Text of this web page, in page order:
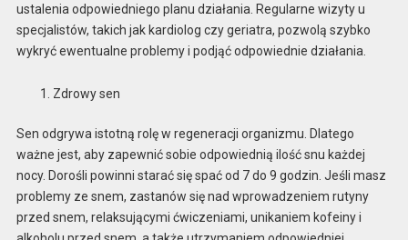
ustalenia odpowiedniego planu działania. Regularne wizyty u
specjalistów, takich jak kardiolog czy geriatra, pozwolą szybko
wykryć ewentualne problemy i podjąć odpowiednie działania.
Zdrowy sen
Sen odgrywa istotną rolę w regeneracji organizmu. Dlatego
ważne jest, aby zapewnić sobie odpowiednią ilość snu każdej
nocy. Dorośli powinni starać się spać od 7 do 9 godzin. Jeśli masz
problemy ze snem, zastanów się nad wprowadzeniem rutyny
przed snem, relaksującymi ćwiczeniami, unikaniem kofeiny i